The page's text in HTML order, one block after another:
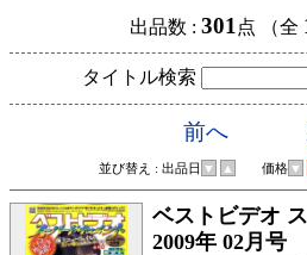
出品数 : 301 点 （全
タイトル検索
前へ
並び替え : 出品日 ▼ ▲ 価格 ▼
ベストビデオ
2009年 02月号